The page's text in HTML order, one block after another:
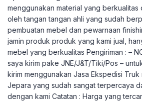
menggunakan material yang berkualitas
oleh tangan tangan ahli yang sudah
pembuatan mebel dan pewarnaan
jamin produk produk yang kami jual,
mebel yang berkualitas Pengiriman : –
saya kirim pake JNE/J&T/Tiki/Pos –
kirim menggunakan Jasa Ekspedisi
Jepara yang sudah sangat terpercaya
dengan kami Catatan : Harga yang